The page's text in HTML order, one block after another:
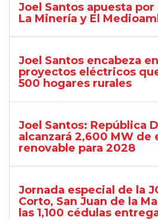
Joel Santos apuesta
La Minería y El
Joel Santos encabeza
proyectos eléctricos
500 hogares rurales
Joel Santos: República
alcanzará 2,600 MW de
renovable para 2028
Jornada especial de la
Corto, San Juan de la
las 1,100 cédulas